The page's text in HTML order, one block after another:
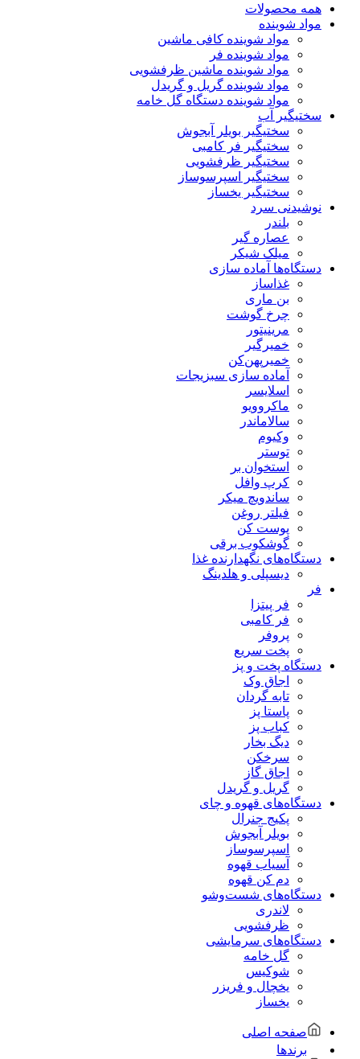
همه محصولات
مواد شوینده
مواد شوینده کافی ماشین
مواد شوینده فر
مواد شوینده ماشین ظرفشویی
مواد شوینده گریل و گریدل
مواد شوینده دستگاه گل خامه
سختیگیر آب
سختیگیر بویلر آبجوش
سختیگیر فر کامبی
سختیگیر ظرفشویی
سختیگیر اسپرسوساز
سختیگیر یخساز
نوشیدنی سرد
بلندر
عصاره گیر
میلک شیکر
دستگاه‌ها آماده سازی
غذاساز
بن ماری
چرخ گوشت
مرینیتور
خمیرگیر
خمیر‌پهن‌کن
آماده سازی سبزیجات
اسلایسر
ماکروویو
سالاماندر
وکیوم
توستر
استخوان بر
کرپ وافل
ساندویچ میکر
فیلتر روغن
پوست کن
گوشکوب برقی
دستگاه‌های نگهدارنده غذا
دیسپلی و هلدینگ
فر
فر پیتزا
فر کامبی
پروفر
پخت سریع
دستگاه‌ پخت و پز
اجاق وک
تابه گردان
پاستا پز
کباب پز
دیگ بخار
سرخکن
اجاق گاز
گریل و گریدل
دستگاه‌های قهوه و چای
پکیج جنرال
بویلر آبجوش
اسپرسوساز
آسیاب قهوه
دم کن قهوه
دستگاه‌های شست‌و‌شو
لاندری
ظرفشویی
دستگاه‌های سرمایشی
گل خامه
شوکیس
یخچال و فریزر
یخساز
صفحه اصلی
برندها